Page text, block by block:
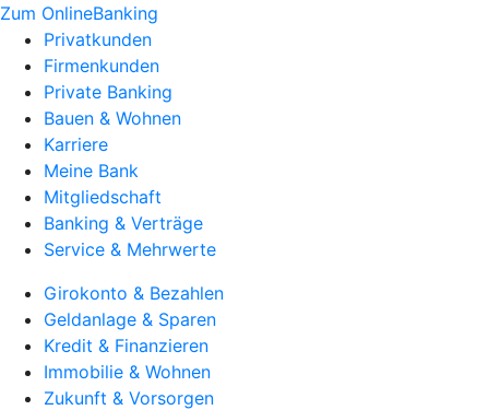
Zum OnlineBanking
Privatkunden
Firmenkunden
Private Banking
Bauen & Wohnen
Karriere
Meine Bank
Mitgliedschaft
Banking & Verträge
Service & Mehrwerte
Girokonto & Bezahlen
Geldanlage & Sparen
Kredit & Finanzieren
Immobilie & Wohnen
Zukunft & Vorsorgen